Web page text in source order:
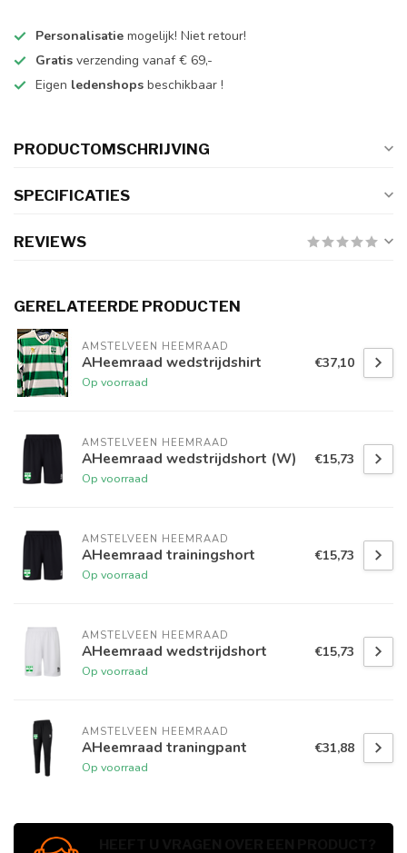
Personalisatie mogelijk! Niet retour!
Gratis verzending vanaf € 69,-
Eigen ledenshops beschikbaar !
PRODUCTOMSCHRIJVING
SPECIFICATIES
REVIEWS
GERELATEERDE PRODUCTEN
AMSTELVEEN HEEMRAAD
AHeemraad wedstrijdshirt
Op voorraad
€37,10
AMSTELVEEN HEEMRAAD
AHeemraad wedstrijdshort (W)
Op voorraad
€15,73
AMSTELVEEN HEEMRAAD
AHeemraad trainingshort
Op voorraad
€15,73
AMSTELVEEN HEEMRAAD
AHeemraad wedstrijdshort
Op voorraad
€15,73
AMSTELVEEN HEEMRAAD
AHeemraad traningpant
Op voorraad
€31,88